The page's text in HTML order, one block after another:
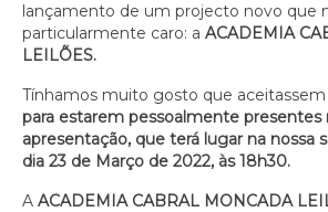
lançamento de um projecto novo que
particularmente caro: a ACADEMIA
LEILÕES.
Tínhamos muito gosto que aceitassem
para estarem pessoalmente presentes
apresentação, que terá lugar na nossa
dia 23 de Março de 2022, às 18h30.
A ACADEMIA CABRAL MONCADA